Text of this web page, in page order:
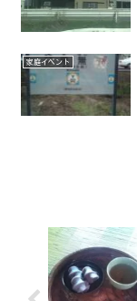
家庭イベント